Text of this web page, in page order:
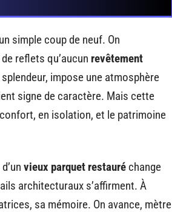
simple coup de neuf. On
reflets qu’aucun revêtement
impose une atmosphère
signe de caractère. Mais cette
en isolation, et le patrimoine
vieux parquet restauré change
architecturaux s’affirment. À
sa mémoire. On avance, mètre